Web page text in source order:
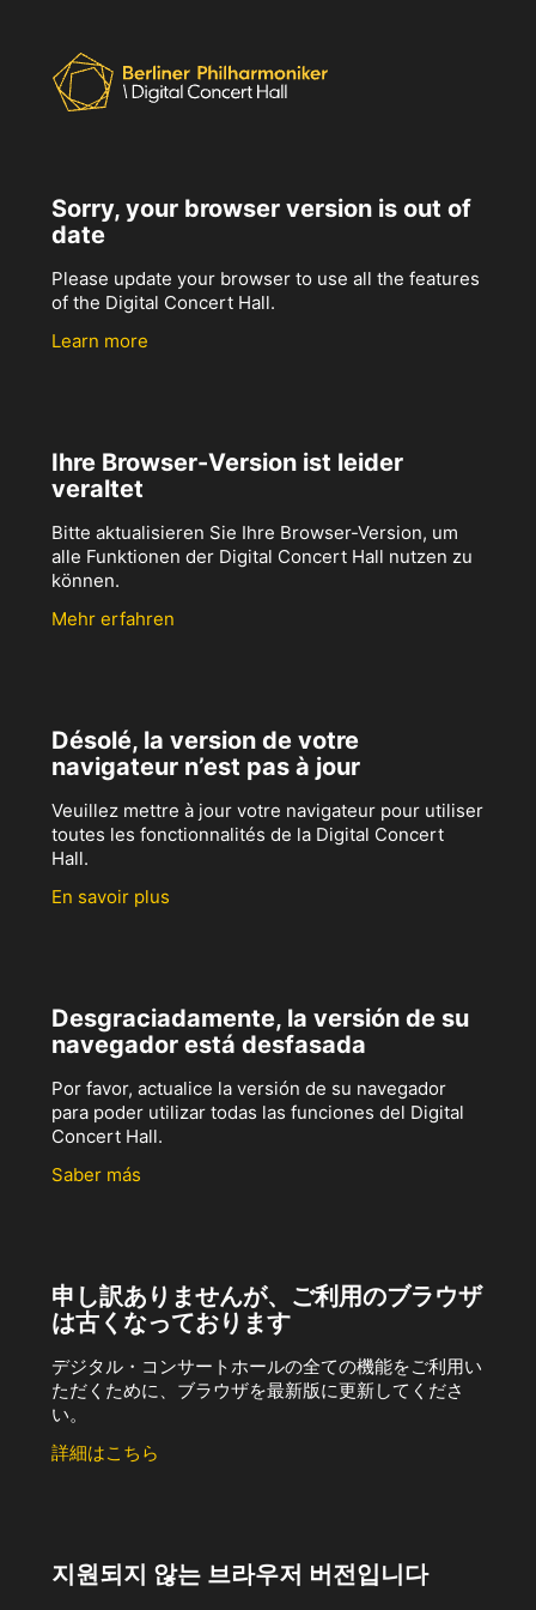
Sorry, your browser version is out of
date
Please update your browser to use all the features
of the Digital Concert Hall.
Learn more
Ihre Browser-Version ist leider
veraltet
Bitte aktualisieren Sie Ihre Browser-Version, um
alle Funktionen der Digital Concert Hall nutzen zu
können.
Mehr erfahren
Désolé, la version de votre
navigateur n’est pas à jour
Veuillez mettre à jour votre navigateur pour utiliser
toutes les fonctionnalités de la Digital Concert
Hall.
En savoir plus
Desgraciadamente, la versión de su
navegador está desfasada
Por favor, actualice la versión de su navegador
para poder utilizar todas las funciones del Digital
Concert Hall.
Saber más
申し訳ありませんが、ご利用のブラウザ
は古くなっております
デジタル・コンサートホールの全ての機能をご利用い
ただくために、ブラウザを最新版に更新してくださ
い。
詳細はこちら
지원되지 않는 브라우저 버전입니다